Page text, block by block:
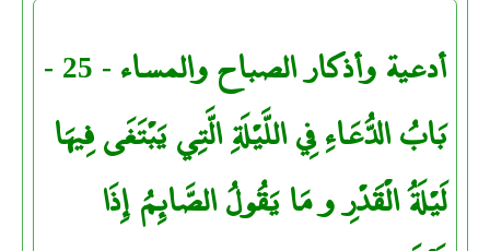
أدعية وأذكار الصباح والمساء - 25 -
بَابُ الدُّعَاءِ فِي اللَّيْلَةِ الَّتِي يَبْتَغَى فِيهَا
لَيْلَةُ الْقَدْرِ و مَا يَقُولُ الصَّائِمُ إِذَا